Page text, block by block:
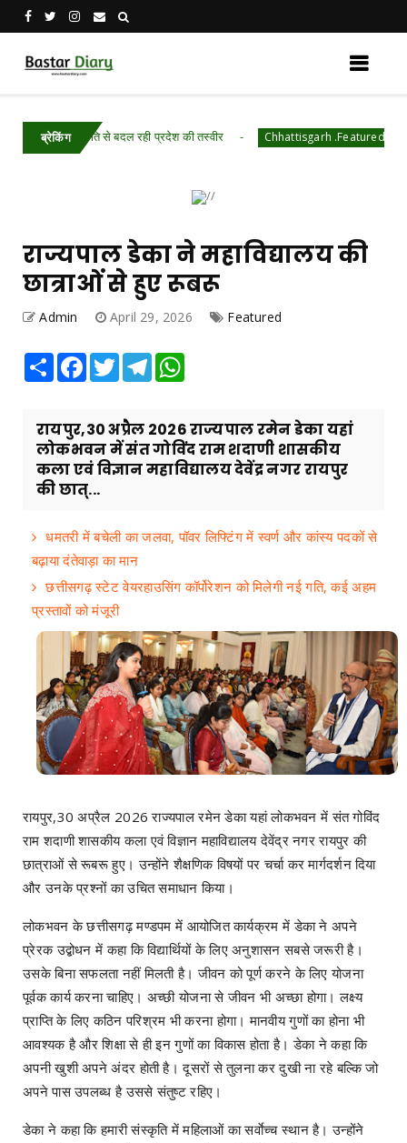
ब्रेकिंग
क्रांति से बदल रही प्रदेश की तस्वीर Chhattisgarh .Featured महुआ के
राज्यपाल डेका ने महाविद्यालय की
छात्राओं से हुए रूबरू
Admin April 29, 2026 Featured
Share Facebook
TwitterTelegram
रायपुर,30 अप्रैल 2026 राज्यपाल रमेन डेका यहां
लोकभवन में संत गोविंद राम शदाणी शासकीय
कला एवं विज्ञान महाविद्यालय देवेंद्र नगर रायपुर
की छात्...
धमतरी में बचेली का जलवा, पॉवर लिफ्टिंग में स्वर्ण और कांस्य पदकों से
बढ़ाया दंतेवाड़ा का मान
छत्तीसगढ़ स्टेट वेयरहाउसिंग कॉर्पोरेशन को मिलेगी नई गति, कई अहम
प्रस्तावों को मंजूरी
रायपुर,30 अप्रैल 2026 राज्यपाल रमेन डेका यहां लोकभवन में संत गोविंद
राम शदाणी शासकीय कला एवं विज्ञान महाविद्यालय देवेंद्र नगर रायपुर की
छात्राओं से रूबरू हुए। उन्होंने शैक्षणिक विषयों पर चर्चा कर मार्गदर्शन दिया
और उनके प्रश्नों का उचित समाधान किया।
लोकभवन के छत्तीसगढ़ मण्डपम में आयोजित कार्यक्रम में डेका ने अपने
प्रेरक उद्बोधन में कहा कि विद्यार्थियों के लिए अनुशासन सबसे जरूरी है।
उसके बिना सफलता नहीं मिलती है। जीवन को पूर्ण करने के लिए योजना
पूर्वक कार्य करना चाहिए। अच्छी योजना से जीवन भी अच्छा होगा। लक्ष्य
प्राप्ति के लिए कठिन परिश्रम भी करना होगा। मानवीय गुणों का होना भी
आवश्यक है और शिक्षा से ही इन गुणों का विकास होता है। डेका ने कहा कि
अपनी खुशी अपने अंदर होती है। दूसरों से तुलना कर दुखी ना रहे बल्कि जो
अपने पास उपलब्ध है उससे संतुष्ट रहिए।
डेका ने कहा कि हमारी संस्कृति में महिलाओं का सर्वाेच्च स्थान है। उन्होंने